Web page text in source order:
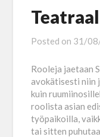
Posted on 31/
Rooleja jaetaan
avokätisesti niin
kuin
roolista asian
työpaikoilla,
tai sitten